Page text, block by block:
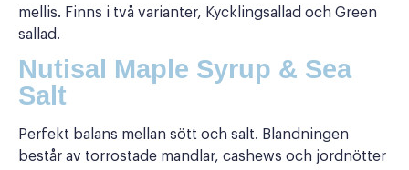
mellis. Finns i två varianter, Kycklingsallad och Green
sallad.
Nutisal Maple Syrup & Sea
Salt
Perfekt balans mellan sött och salt. Blandningen
består av torrostade mandlar, cashews och jordnötter